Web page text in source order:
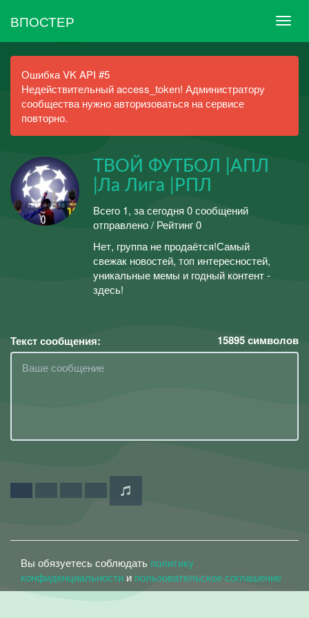
ВПОСТЕР
Ошибка VK API #5
Недействительный access_token! Администратору
сообщества нужно авторизоваться на сервисе
повторно.
ТВОЙ ФУТБОЛ |АПЛ
|Ла Лига |РПЛ
Всего 1, за сегодня 0 сообщений
отправлено / Рейтинг 0
Нет, группа не продаётся!Самый
свежак новостей, топ интересностей,
уникальные мемы и годный контент -
здесь!
Текст сообщения: 15895символов
Вы обязуетесь соблюдать политику
конфиденциальности и пользовательское соглашение